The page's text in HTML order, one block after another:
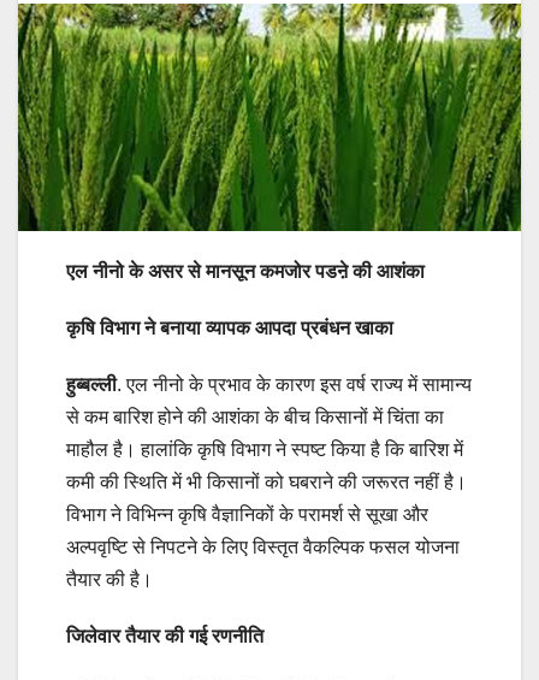
एल नीनो के असर से मानसून कमजोर पडऩे की आशंका
कृषि विभाग ने बनाया व्यापक आपदा प्रबंधन खाका
हुब्बल्ली. एल नीनो के प्रभाव के कारण इस वर्ष राज्य में सामान्य
से कम बारिश होने की आशंका के बीच किसानों में चिंता का
माहौल है। हालांकि कृषि विभाग ने स्पष्ट किया है कि बारिश में
कमी की स्थिति में भी किसानों को घबराने की जरूरत नहीं है।
विभाग ने विभिन्न कृषि वैज्ञानिकों के परामर्श से सूखा और
अल्पवृष्टि से निपटने के लिए विस्तृत वैकल्पिक फसल योजना
तैयार की है।
जिलेवार तैयार की गई रणनीति